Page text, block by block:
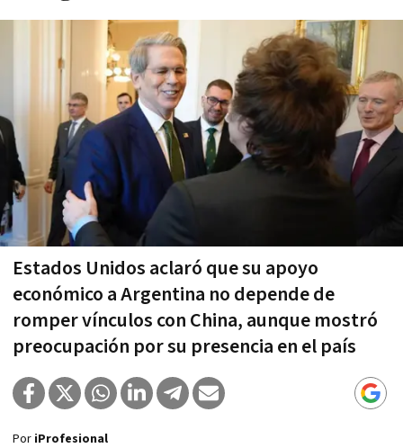
Estados Unidos aclaró que su apoyo
económico a Argentina no depende de
romper vínculos con China, aunque mostró
preocupación por su presencia en el país
Por iProfesional